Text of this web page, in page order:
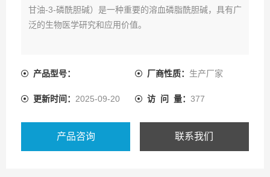
甘油-3-磷酰胆碱）是一种重要的溶血磷脂酰胆碱，具有广
泛的生物医学研究和应用价值。
产品型号： 厂商性质： 生产厂家
更新时间： 2025-09-20 访 问 量： 377
产品咨询 联系我们